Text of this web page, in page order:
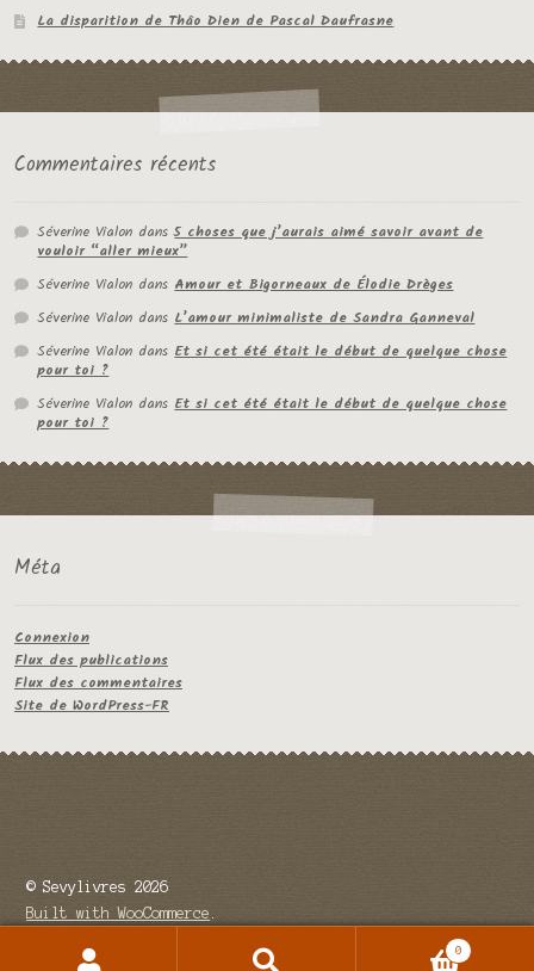
La disparition de Thâo Dien de Pascal Daufrasne
Commentaires récents
Séverine Vialon dans5 choses que j’aurais aimé savoir avant de
vouloir “aller mieux”
Séverine Vialon dansAmour et Bigorneaux de Élodie Drèges
Séverine Vialon dansL’amour minimaliste de Sandra Ganneval
Séverine Vialon dansEt si cet été était le début de quelque chose
pour toi ?
Séverine Vialon dansEt si cet été était le début de quelque chose
pour toi ?
Méta
Connexion
Flux des publications
Flux des commentaires
Site de WordPress-FR
© Sevylivres 2026
Built with WooCommerce
0